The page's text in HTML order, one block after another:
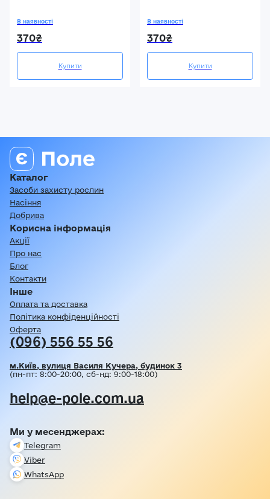
В наявності
370₴
Купити
В наявності
370₴
Купити
Каталог
Засоби захисту рослин
Насіння
Добрива
Корисна інформація
Акції
Про нас
Блог
Контакти
Інше
Оплата та доставка
Політика конфіденційності
Оферта
(096) 556 55 56
м.Київ, вулиця Василя Кучера, будинок 3
(пн-пт: 8:00-20:00, сб-нд: 9:00-18:00)
help@e-pole.com.ua
Ми у месенджерах:
Telegram
Viber
WhatsApp